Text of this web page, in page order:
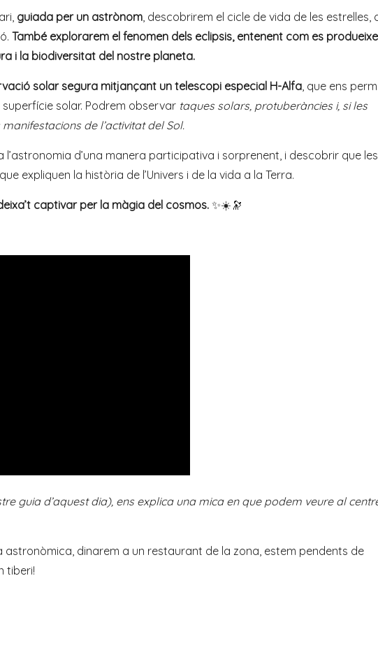
guiada per un astrònom , descobrirem el cicle de vida de les estrelles,
També explorarem el fenomen dels eclipsis, entenent com es
i la biodiversitat del nostre planeta.
solar segura mitjançant un telescopi especial H-Alfa , que ens
solar. Podrem observar taques solars, protuberàncies i, si les
de l’activitat del Sol.
d’una manera participativa i sorprenent, i descobrir que les
expliquen la història de l’Univers i de la vida a la Terra.
captivar per la màgia del cosmos. ✨☀️🔭
guia d’aquest dia), ens explica una mica en que podem veure al
dinarem a un restaurant de la zona, estem pendents de
tiberi!